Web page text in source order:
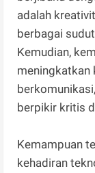
adalah
berbagai
Kemudian,
meningkatkan
berpikir kritis
Kemampuan
kehadiran